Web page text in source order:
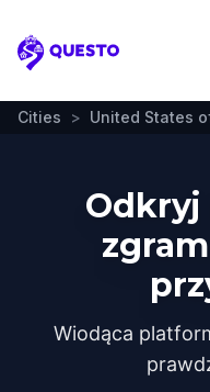
Questo
Cities > United States
Odkryj
Wiodąca